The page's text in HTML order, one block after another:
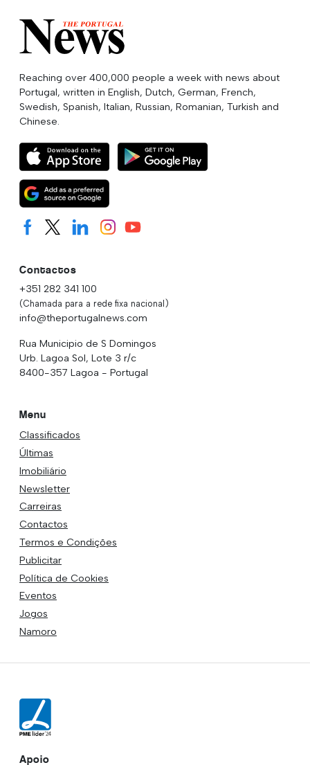
Reaching over 400,000 people a week with news about
Portugal, written in English, Dutch, German, French,
Swedish, Spanish, Italian, Russian, Romanian, Turkish and
Chinese.
Contactos
+351 282 341 100
(Chamada para a rede fixa nacional)
info@theportugalnews.com
Rua Municipio de S Domingos
Urb. Lagoa Sol, Lote 3 r/c
8400-357 Lagoa - Portugal
Menu
Classificados
Últimas
Imobiliário
Newsletter
Carreiras
Contactos
Termos e Condições
Publicitar
Política de Cookies
Eventos
Jogos
Namoro
Apoio